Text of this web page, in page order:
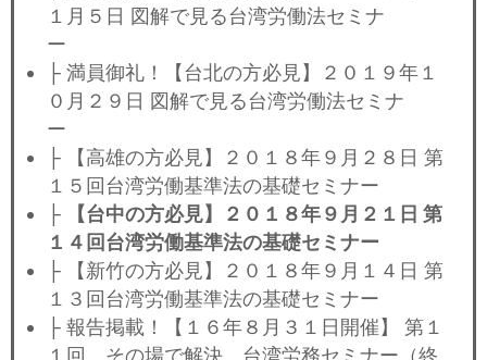
１月５日 図解で見る台湾労働法セミナ
ー
├ 満員御礼！【台北の方必見】２０１９年１
０月２９日 図解で見る台湾労働法セミナ
ー
├ 【高雄の方必見】２０１８年９月２８日 第
１５回台湾労働基準法の基礎セミナー
├
【台中の方必見】２０１８年９月２１日 第
１４回台湾労働基準法の基礎セミナー
├ 【新竹の方必見】２０１８年９月１４日 第
１３回台湾労働基準法の基礎セミナー
├ 報告掲載！【１６年８月３１日開催】 第１
１回 その場で解決、台湾労務セミナー（終